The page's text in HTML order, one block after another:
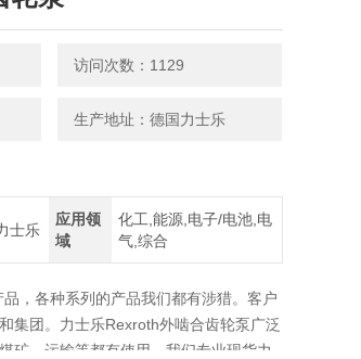
访问次数：1129
生产地址：德国力士乐
士乐
应用领
域
化工,能源,电子/电池,电
气,综合
，各种系列的产品我们都有涉猎。客户
集团。力士乐Rexroth外啮合齿轮泵广泛
矿、运输等都有使用。我们专业现货力